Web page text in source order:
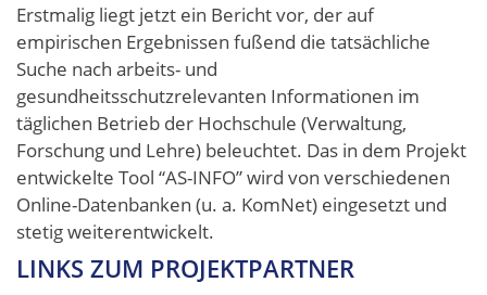
Erstmalig liegt jetzt ein Bericht vor, der auf
empirischen Ergebnissen fußend die tatsächliche
Suche nach arbeits- und
gesundheitsschutzrelevanten Informationen im
täglichen Betrieb der Hochschule (Verwaltung,
Forschung und Lehre) beleuchtet. Das in dem Projekt
entwickelte Tool “AS-INFO” wird von verschiedenen
Online-Datenbanken (u. a. KomNet) eingesetzt und
stetig weiterentwickelt.
LINKS ZUM PROJEKTPARTNER